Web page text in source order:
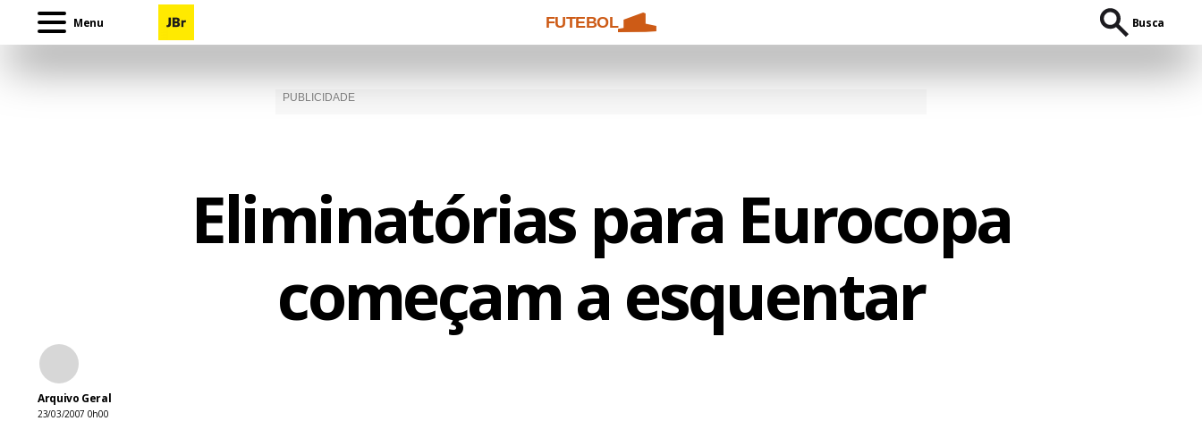
Menu FUTEBOL Busca
Eliminatórias para Eurocopa
começam a esquentar
Arquivo Geral
23/03/2007 0h00